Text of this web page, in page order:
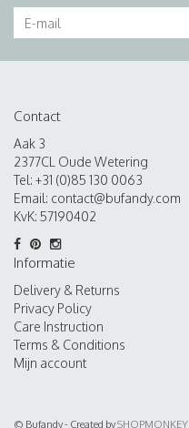
Contact
Aak 3
2377CL Oude Wetering
Tel: +31 (0)85 130 0063
Email: contact@bufandy.com
KvK: 57190402
Informatie
Delivery & Returns
Privacy Policy
Care Instruction
Terms & Conditions
Mijn account
© Bufandy - Created bySHOPMONKEY